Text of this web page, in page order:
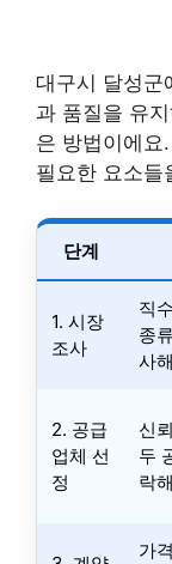
대구시 달성군
과 품질을 유
은 방법이에요
필요한 요소들
단계
1. 시장
조사
직
종
사
2. 공급
업체 선
정
신
두
락
가